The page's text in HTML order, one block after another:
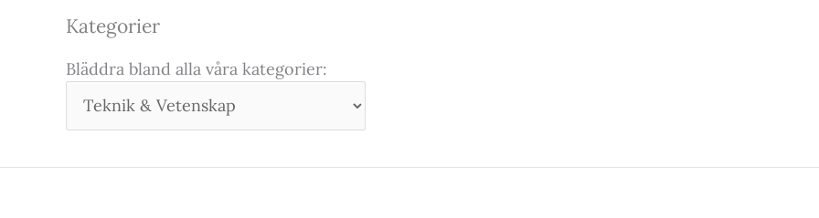
Kategorier
Bläddra bland alla våra kategorier: